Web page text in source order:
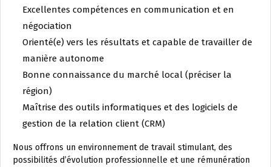
Excellentes compétences en communication et en
négociation
Orienté(e) vers les résultats et capable de travailler de
manière autonome
Bonne connaissance du marché local (préciser la
région)
Maîtrise des outils informatiques et des logiciels de
gestion de la relation client (CRM)
Nous offrons un environnement de travail stimulant, des
possibilités d’évolution professionnelle et une rémunération